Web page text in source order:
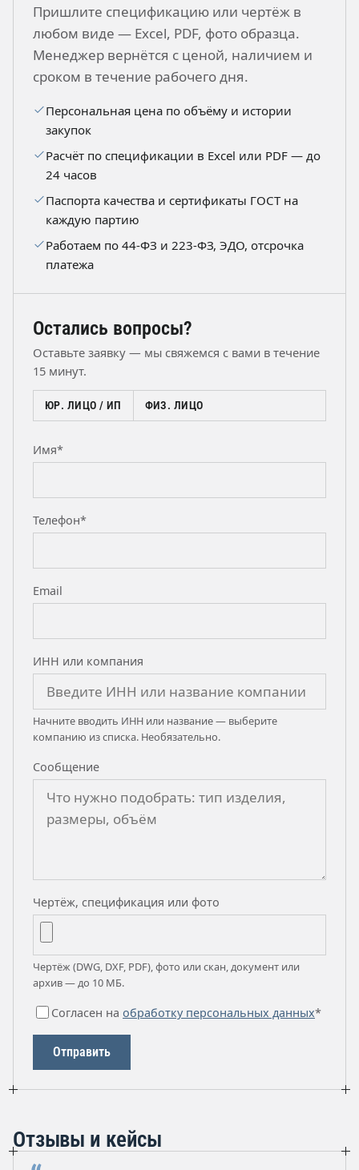
Пришлите спецификацию или чертёж в
любом виде — Excel, PDF, фото образца.
Менеджер вернётся с ценой, наличием и
сроком в течение рабочего дня.
Персональная цена по объёму и истории
закупок
Расчёт по спецификации в Excel или PDF — до
24 часов
Паспорта качества и сертификаты ГОСТ на
каждую партию
Работаем по 44-ФЗ и 223-ФЗ, ЭДО, отсрочка
платежа
Остались вопросы?
Оставьте заявку — мы свяжемся с вами в течение
15 минут.
ЮР. ЛИЦО / ИП ФИЗ. ЛИЦО
Имя*
Телефон*
Email
ИНН или компания
Начните вводить ИНН или название — выберите
компанию из списка. Необязательно.
Сообщение
Чертёж, спецификация или фото
Чертёж (DWG, DXF, PDF), фото или скан, документ или
архив — до 10 МБ.
Согласен на обработку персональных данных*
Отправить
Отзывы и кейсы